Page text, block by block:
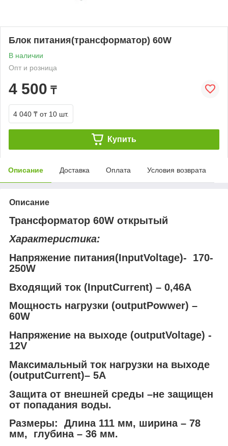
Блок питания(трансформатор) 60W
В наличии
Опт и розница
4 500 ₸
4 040 ₸ от 10 шт.
Купить
Описание Доставка Оплата Условия возврата
Описание
Трансформатор 60W открытый
Характеристика:
Напряжение питания(InputVoltage)- 170-
250W
Входящий ток (InputCurrent) – 0,46A
Мощность нагрузки (outputPowwer) –
60W
Напряжение на выходе (outputVoltage) -
12V
Максимальный ток нагрузки на выходе
(outputCurrent)– 5A
Защита от внешней среды –не защищен
от попадания воды.
Размеры: Длина 111 мм, ширина – 78
мм, глубина – 36 мм.